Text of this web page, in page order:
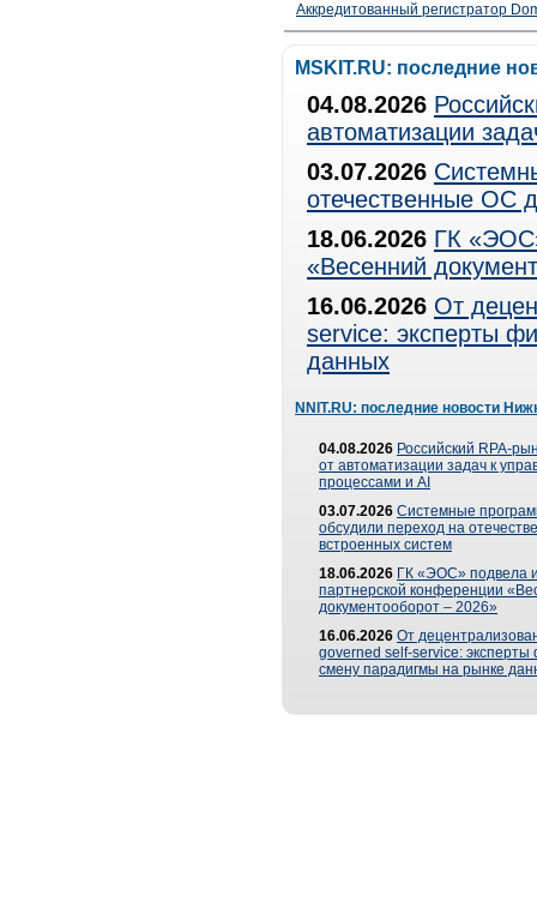
Аккредитованный регистратор
MSKIT.RU: последние
04.08.2026
автоматизации
03.07.2026
отечественные ОС
18.06.2026 ГК
«Весенний
16.06.2026 От
service: эксперты
данных
NNIT.RU: последние новости
04.08.2026 Российский RPA-
от автоматизации задач к
процессами и AI
03.07.2026 Системные
обсудили переход на
встроенных систем
18.06.2026 ГК «ЭОС» подвела
партнерской конференции
документооборот – 2026»
16.06.2026 От
governed self-service: эксперты
смену парадигмы на рынке